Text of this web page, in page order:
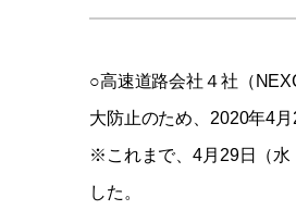
○高速道路会社４社（
大防止のため、2020年4
※これまで、4月29日（水
した。